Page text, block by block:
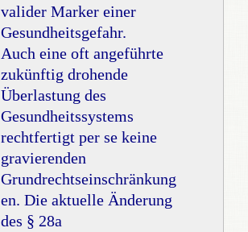
valider Marker einer
Gesundheitsgefahr.
Auch eine oft angeführte
zukünftig drohende
Überlastung des
Gesundheitssystems
rechtfertigt per se keine
gravierenden
Grundrechtseinschränkung
en. Die aktuelle Änderung
des § 28a